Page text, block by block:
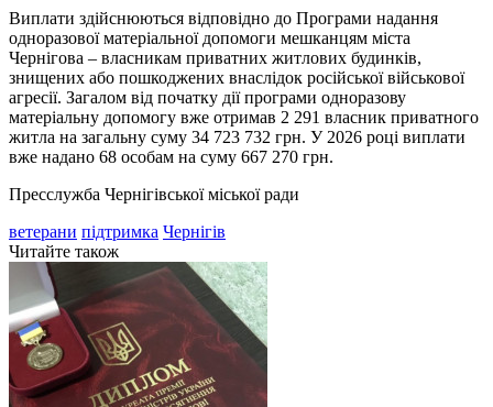
Виплати здійснюються відповідно до Програми надання
одноразової матеріальної допомоги мешканцям міста
Чернігова – власникам приватних житлових будинків,
знищених або пошкоджених внаслідок російської військової
агресії. Загалом від початку дії програми одноразову
матеріальну допомогу вже отримав 2 291 власник приватного
житла на загальну суму 34 723 732 грн. У 2026 році виплати
вже надано 68 особам на суму 667 270 грн.
Пресслужба Чернігівської міської ради
ветерани підтримка Чернігів
Читайте також